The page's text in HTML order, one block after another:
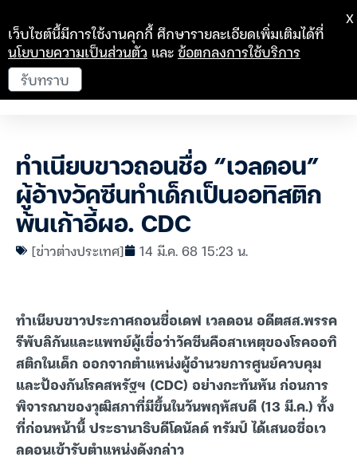
ทำเนียบขาวถอนชื่อ “เวลดอน”
ผู้อ้างวัคซีนทำเด็กเป็นออทิสติก
พ้นเก้าอี้ผอ. CDC
[ข่าวต่างประเทศ] 14 มี.ค. 68 15:23 น.
ทำเนียบขาวประกาศถอนชื่อเดฟ เวลดอน อดีตสส.พรรค
รีพับลิกันและแพทย์ผู้เชื่อว่าวัคซีนคือสาเหตุของโรคออทิ
สติกในเด็ก ออกจากตำแหน่งผู้อำนวยการศูนย์ควบคุม
และป้องกันโรคสหรัฐฯ (CDC) อย่างกะทันหัน ก่อนการ
พิจารณาของวุฒิสภาที่มีขึ้นในวันพฤหัสบดี (13 มี.ค.) ทั้ง
ที่ก่อนหน้านี้ ประธานาธิบดีโดนัลด์ ทรัมป์ ได้เสนอชื่อเว
ลดอนเข้ารับตำแหน่งดังกล่าว
เว็บไซต์นี้มีการใช้งานคุกกี้ ศึกษารายละเอียดเพิ่มเติมได้ที่
นโยบายความเป็นส่วนตัว และข้อตกลงการใช้บริการ
รับทราบ
X